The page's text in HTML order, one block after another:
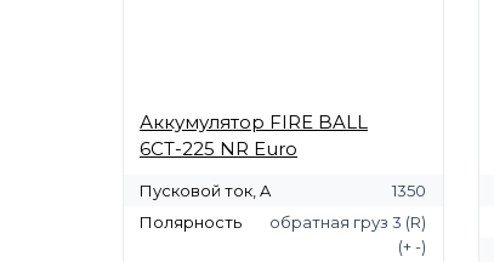
Аккумулятор FIRE BALL
6СТ-225 NR Euro
Пусковой ток, A
1350
Полярность
обратная груз 3 (R)
(+ -)